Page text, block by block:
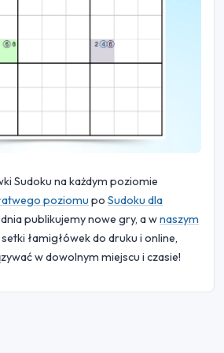
Sudoku na każdym poziomie
poziomu po Sudoku dla
publikujemy nowe gry, a wnaszym
łamigłówek do druku i online,
w dowolnym miejscu i czasie!